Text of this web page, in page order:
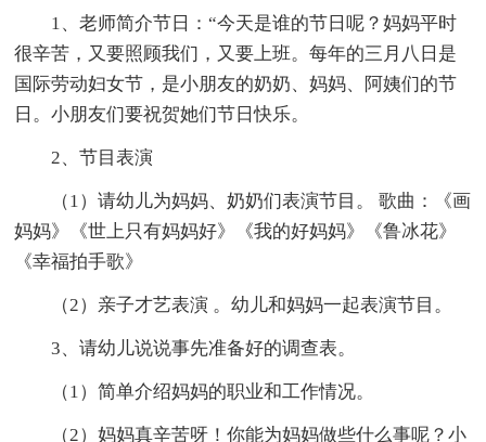
1、老师简介节日：“今天是谁的节日呢？妈妈平时
很辛苦，又要照顾我们，又要上班。每年的三月八日是
国际劳动妇女节，是小朋友的奶奶、妈妈、阿姨们的节
日。小朋友们要祝贺她们节日快乐。
2、节目表演
（1）请幼儿为妈妈、奶奶们表演节目。 歌曲：《画
妈妈》《世上只有妈妈好》《我的好妈妈》《鲁冰花》
《幸福拍手歌》
（2）亲子才艺表演 。幼儿和妈妈一起表演节目。
3、请幼儿说说事先准备好的调查表。
（1）简单介绍妈妈的职业和工作情况。
（2）妈妈真辛苦呀！你能为妈妈做些什么事呢？小